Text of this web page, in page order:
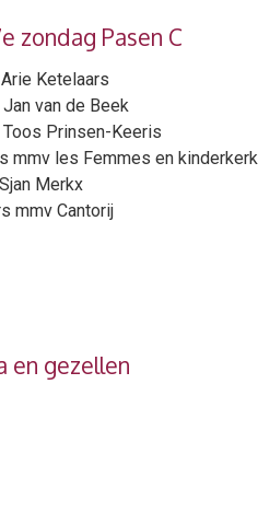
zondag Pasen C
Ketelaars
van de Beek
Prinsen-Keeris
mmv les Femmes en kinderkerk
Merkx
mmv Cantorij
en gezellen